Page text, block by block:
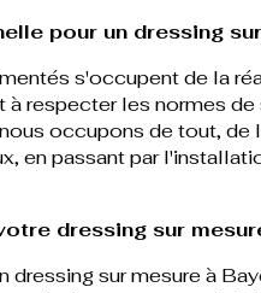
pour un dressing
s'occupent de la
à respecter les normes
occupons de tout, de
en passant par
dressing sur
dressing sur mesure à